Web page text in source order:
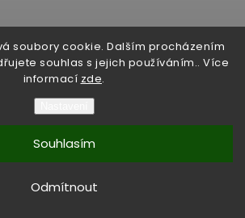
soubory cookie. Dalším procházením
souhlas s jejich používáním.. Více
informací zde.
Odmítnout
Souhlasím